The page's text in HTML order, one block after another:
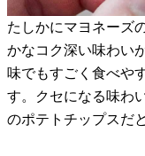
たしかにマヨネーズ
かなコク深い味わい
味でもすごく食べや
す。クセになる味わ
のポテトチップスだ